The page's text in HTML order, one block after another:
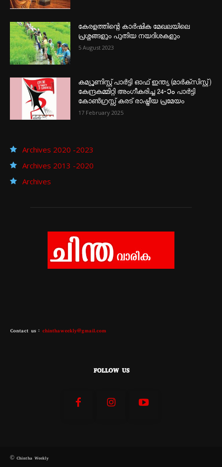
കേരളത്തിന്റെ കാർഷിക മേഖലയിലെ
പ്രശ്നങ്ങളും പുതിയ നയദിശകളും
5 August 2023
കമ്യൂണിസ്റ്റ് പാർട്ടി ഓഫ് ഇന്ത്യ (മാർക്സിസ്റ്റ്)
കേന്ദ്രകമ്മിറ്റി അംഗീകരിച്ച 24‐ാം പാർട്ടി
കോൺഗ്രസ്സ് കരട് രാഷ്ട്രീയ പ്രമേയം
17 February 2025
Archives 2020 -2023
Archives 2013 -2020
Archives
Contact us : chinthaweekly@gmail.com
FOLLOW US
© Chintha Weekly